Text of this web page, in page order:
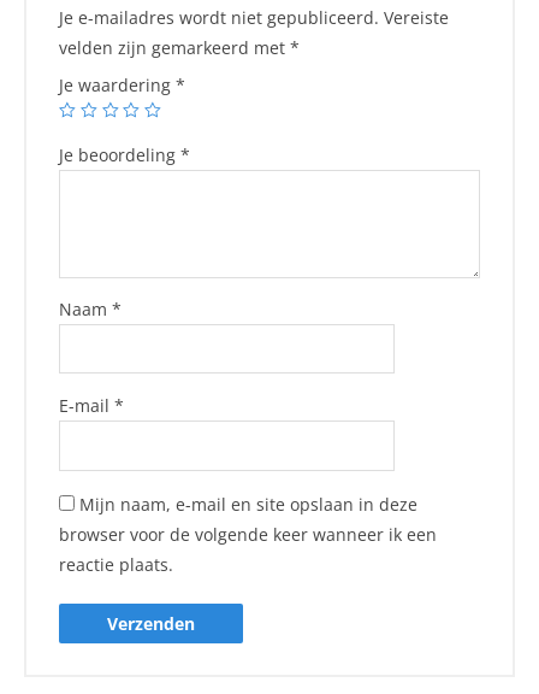
Je e-mailadres wordt niet gepubliceerd. Vereiste
velden zijn gemarkeerd met*
Je waardering*
Je beoordeling*
Naam*
E-mail*
Mijn naam, e-mail en site opslaan in deze
browser voor de volgende keer wanneer ik een
reactie plaats.